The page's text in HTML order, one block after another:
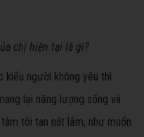
chị hiện tại là gì?
kiểu người không yêu thì
lại năng lượng sống và
tôi tan nát lắm, như muốn